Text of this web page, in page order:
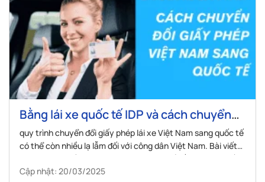
Bằng lái xe quốc tế IDP và cách chuyển
đổi giấy phép Việt Nam sang quốc tế
quy trình chuyển đổi giấy phép lái xe Việt Nam sang quốc tế
có thể còn nhiều lạ lẫm đối với công dân Việt Nam. Bài viết
này sẽ cung cấp một cái nhìn toàn diện về bằng lái xe quốc
tế IDP, từ khái niệm cơ bản đến...
Cập nhật: 20/03/2025